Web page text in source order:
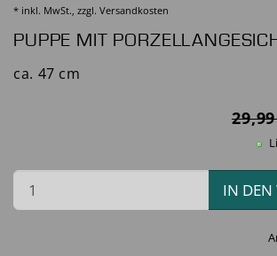
* inkl. MwSt., zzgl. Versandkosten
PUPPE MIT
ca. 47 cm
IN DEN